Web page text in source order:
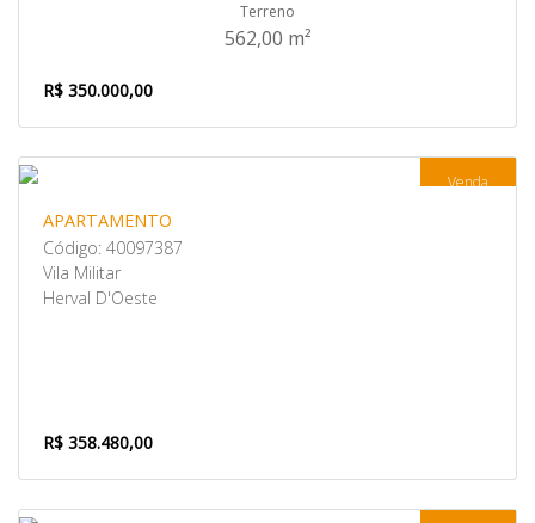
Terreno
562,00 m²
R$ 350.000,00
Venda
APARTAMENTO
Código: 40097387
Vila Militar
Herval D'Oeste
R$ 358.480,00